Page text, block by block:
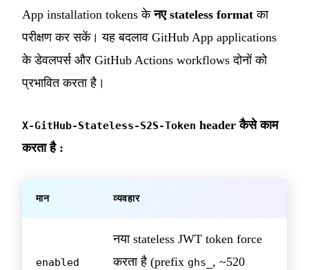
App installation tokens केनए stateless format का
परीक्षण कर सकें। यह बदलाव GitHub App applications
के डेवलपर्स और GitHub Actions workflows दोनों को
प्रभावित करता है।
X-GitHub-Stateless-S2S-Token header कैसे काम
करता है :
मान व्यवहार
enabled
नया stateless JWT token force
करता है (prefix ghs_ , ~520